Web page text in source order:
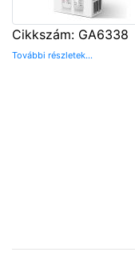
Cikkszám: GA6338
További részletek...